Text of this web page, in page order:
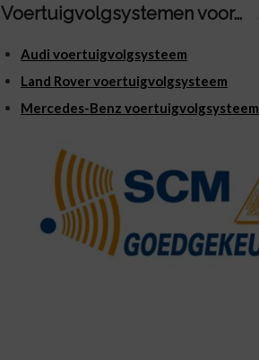
Voertuigvolgsystemen voor…
Audi voertuigvolgsysteem
Land Rover voertuigvolgsysteem
Mercedes-Benzvoertuigvolgsysteem